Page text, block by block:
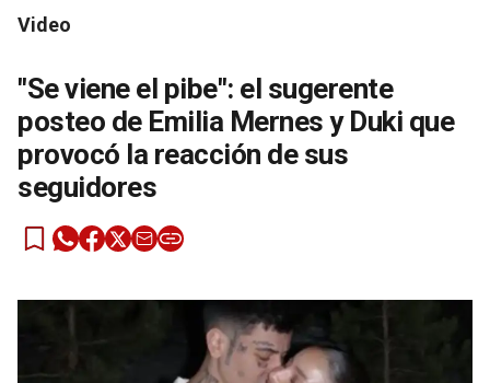
Video
"Se viene el pibe": el sugerente
posteo de Emilia Mernes y Duki que
provocó la reacción de sus
seguidores